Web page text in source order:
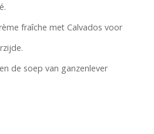
fraîche met Calvados voor
de soep van ganzenlever